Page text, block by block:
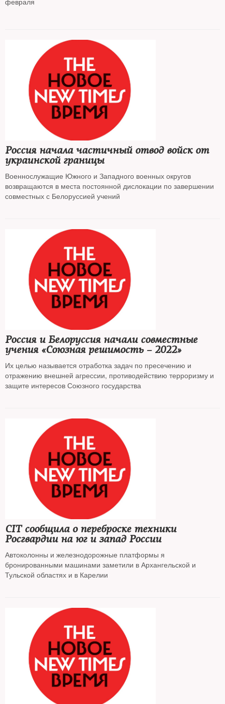
Россия начала частичный отвод войск от
украинской границы
Военнослужащие Южного и Западного военных округов
возвращаются в места постоянной дислокации по завершении
совместных с Белоруссией учений
Россия и Белоруссия начали совместные
учения «Союзная решимость – 2022»
Их целью называется отработка задач по пресечению и
отражению внешней агрессии, противодействию терроризму и
защите интересов Союзного государства
CIT сообщила о переброске техники
Росгвардии на юг и запад России
Автоколонны и железнодорожные платформы я
бронированными машинами заметили в Архангельской и
Тульской областях и в Карелии